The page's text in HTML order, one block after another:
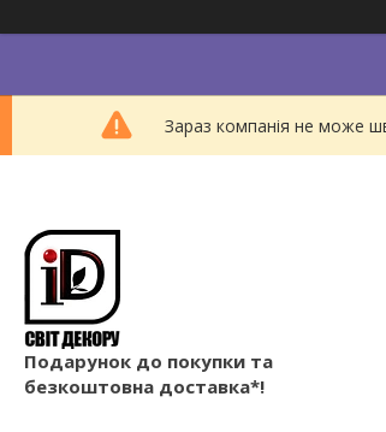
Зараз компанія не може
Подарунок до покупки та
безкоштовна доставка*!